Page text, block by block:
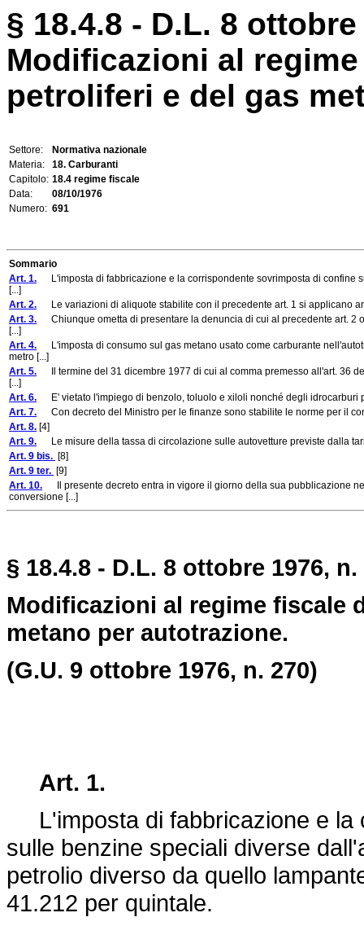
§ 18.4.8 - D.L. 8
Modificazioni al
petroliferi e del gas
Settore:
Normativa nazionale
Materia:
18. Carburanti
Capitolo: 18.4 regime fiscale
Data:
08/10/1976
Numero: 691
Sommario
Art. 1. L'imposta di fabbricazione e la corrispondente sovrimposta di confine
[...]
Art. 2. Le variazioni di aliquote stabilite con il precedente art. 1 si applicano
Art. 3. Chiunque ometta di presentare la denuncia di cui al precedente art. 2
[...]
Art. 4. L'imposta di consumo sul gas metano usato come carburante
metro [...]
Art. 5. Il termine del 31 dicembre 1977 di cui al comma premesso all'art. 36
[...]
Art. 6. E' vietato l'impiego di benzolo, toluolo e xiloli nonché degli idrocarburi
Art. 7. Con decreto del Ministro per le finanze sono stabilite le norme per il
Art. 8. [4]
Art. 9. Le misure della tassa di circolazione sulle autovetture previste dalla
Art. 9 bis. [8]
Art. 9 ter. [9]
Art. 10. Il presente decreto entra in vigore il giorno della sua pubblicazione
conversione [...]
§ 18.4.8 - D.L. 8 ottobre 1976,
Modificazioni al regime fiscale
metano per autotrazione.
(G.U. 9 ottobre 1976, n. 270)
Art. 1.
L'imposta di fabbricazione e la
sulle benzine speciali diverse
petrolio diverso da quello
41.212 per quintale.